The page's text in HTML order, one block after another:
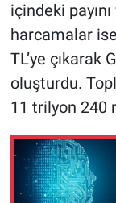
içindeki
harcamalar
TL’ye çıkarak
oluşturdu.
11 trilyon 240